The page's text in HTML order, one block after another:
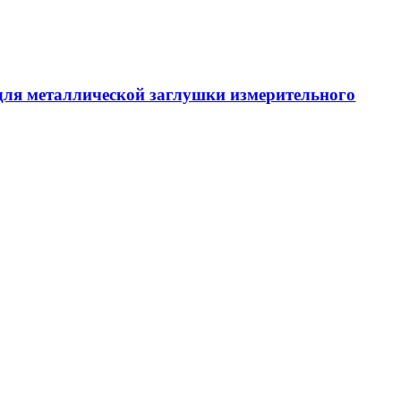
металлической заглушки измерительного